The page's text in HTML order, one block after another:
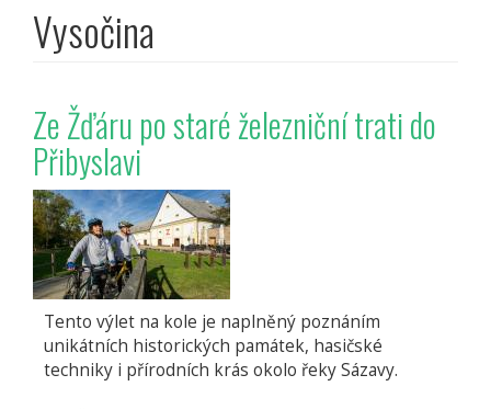
Vysočina
Ze Žďáru po staré železniční trati do
Přibyslavi
Tento výlet na kole je naplněný poznáním
unikátních historických památek, hasičské
techniky i přírodních krás okolo řeky Sázavy.